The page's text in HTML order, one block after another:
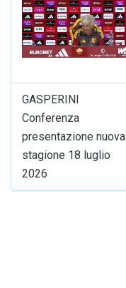
GASPERINI
Conferenza
presentazione nuova
stagione 18 luglio
2026